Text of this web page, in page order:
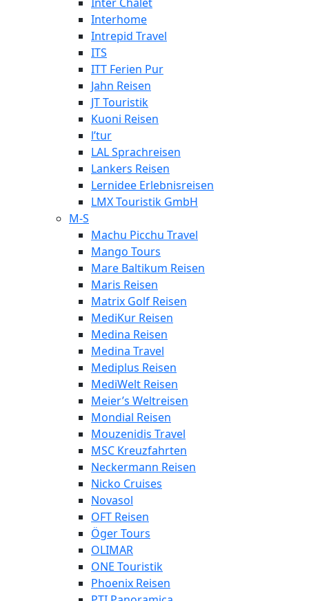
Interhome
Intrepid Travel
ITS
ITT Ferien Pur
Jahn Reisen
JT Touristik
Kuoni Reisen
l’tur
LAL Sprachreisen
Lankers Reisen
Lernidee Erlebnisreisen
LMX Touristik GmbH
M-S
Machu Picchu Travel
Mango Tours
Mare Baltikum Reisen
Maris Reisen
Matrix Golf Reisen
MediKur Reisen
Medina Reisen
Medina Travel
Mediplus Reisen
MediWelt Reisen
Meier’s Weltreisen
Mondial Reisen
Mouzenidis Travel
MSC Kreuzfahrten
Neckermann Reisen
Nicko Cruises
Novasol
OFT Reisen
Öger Tours
OLIMAR
ONE Touristik
Phoenix Reisen